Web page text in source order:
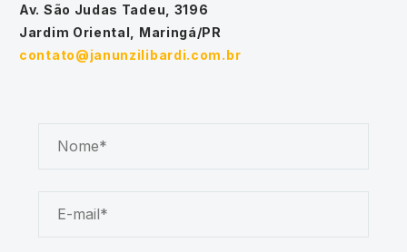
Av. São Judas Tadeu, 3196
Jardim Oriental, Maringá/PR
contato@janunzilibardi.com.br